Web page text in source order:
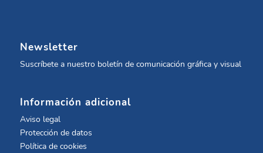
Newsletter
Suscríbete a nuestro boletín de comunicación gráfica y visual
Información adicional
Aviso legal
Protección de datos
Política de cookies